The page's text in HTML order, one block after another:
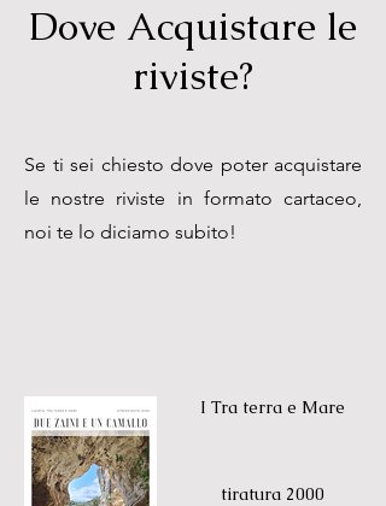
Dove Acquistare le
riviste?
Se ti sei chiesto dove poter acquistare
le nostre riviste in formato cartaceo,
noi te lo diciamo subito!
I Tra terra e Mare
tiratura 2000